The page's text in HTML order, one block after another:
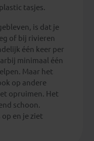
tasjes.
is dat je
of bij rivieren
één keer per
minimaal één
Maar het
op andere
opruimen. Het
schoon.
en je ziet